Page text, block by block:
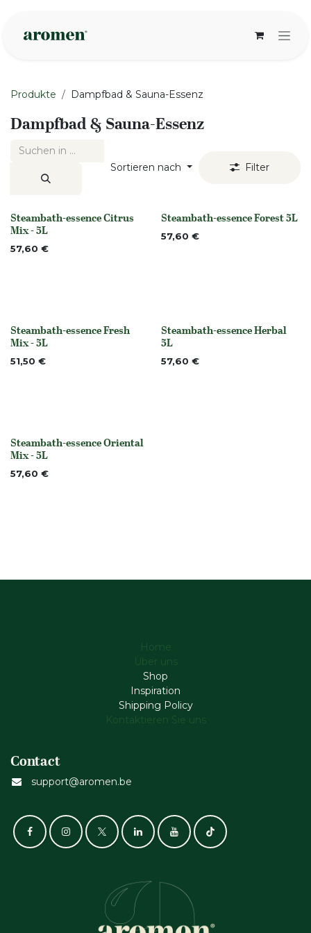
Produkte Dampfbad & Sauna-Essenz
Dampfbad & Sauna-Essenz
Sortieren nach Filter
None
Steambath-essence Citrus
Mix - 5L
57,60 €
None
Steambath-essence Forest 5L
57,60 €
None
Steambath-essence Fresh
Mix - 5L
51,50 €
None
Steambath-essence Herbal
5L
57,60 €
None
Steambath-essence Oriental
Mix - 5L
57,60 €
Home
Über uns
Shop
Inspiration
Shipping Policy
Kontaktieren Sie uns
Contact
support@aromen.be